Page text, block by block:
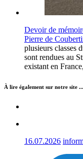
Devoir de
Pierre de
plusieurs classes
sont rendues au
existant en
À lire également sur notre site ...
16.07.2026